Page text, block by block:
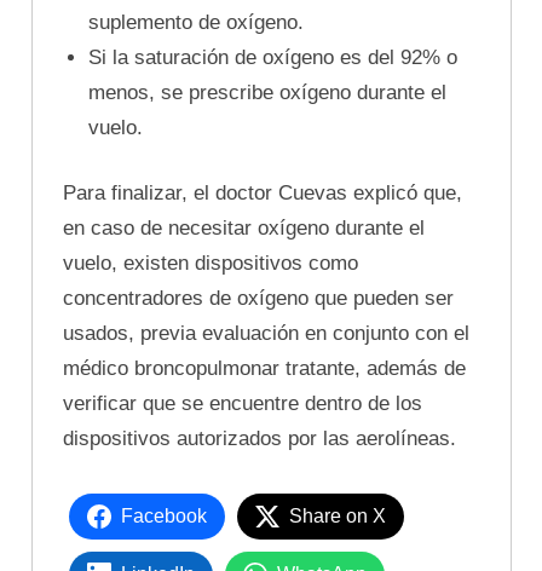
suplemento de oxígeno.
Si la saturación de oxígeno es del 92% o
menos, se prescribe oxígeno durante el
vuelo.
Para finalizar, el doctor Cuevas explicó que,
en caso de necesitar oxígeno durante el
vuelo, existen dispositivos como
concentradores de oxígeno que pueden ser
usados, previa evaluación en conjunto con el
médico broncopulmonar tratante, además de
verificar que se encuentre dentro de los
dispositivos autorizados por las aerolíneas.
Facebook Share on X